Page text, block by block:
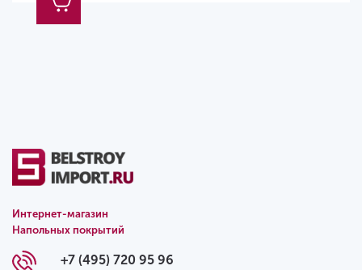
Интернет-магазин
Напольных покрытий
+7 (495) 720 95 96